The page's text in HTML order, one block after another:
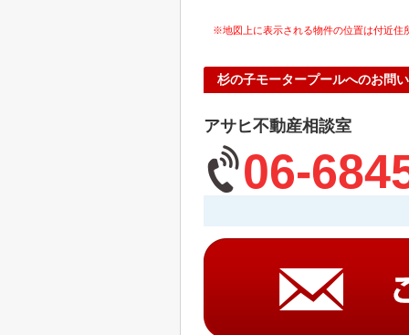
※地図上に表示される物件の位置は付近住
杉の子モータープールへのお問
アサヒ不動産相談室
06-